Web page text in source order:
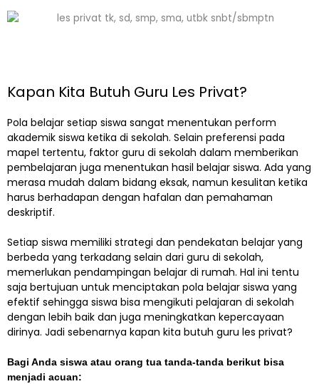
Kapan Kita Butuh Guru Les Privat?
Pola belajar setiap siswa sangat menentukan perform
akademik siswa ketika di sekolah. Selain preferensi pada
mapel tertentu, faktor guru di sekolah dalam memberikan
pembelajaran juga menentukan hasil belajar siswa. Ada yang
merasa mudah dalam bidang eksak, namun kesulitan ketika
harus berhadapan dengan hafalan dan pemahaman
deskriptif.
Setiap siswa memiliki strategi dan pendekatan belajar yang
berbeda yang terkadang selain dari guru di sekolah,
memerlukan pendampingan belajar di rumah. Hal ini tentu
saja bertujuan untuk menciptakan pola belajar siswa yang
efektif sehingga siswa bisa mengikuti pelajaran di sekolah
dengan lebih baik dan juga meningkatkan kepercayaan
dirinya. Jadi sebenarnya kapan kita butuh guru les privat?
Bagi Anda siswa atau orang tua tanda-tanda berikut bisa
menjadi acuan: